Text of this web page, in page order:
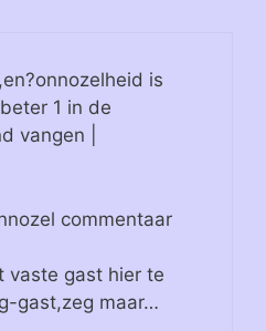
is
1 in de
vangen |
commentaar
vaste gast hier te
gast,zeg maar…